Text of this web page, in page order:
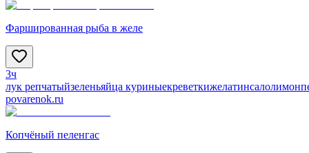
Фаршированная рыба в желе
3ч
лук репчатыйзеленьяйца куриныекреветкижелатинсалолимон
povarenok.ru
Копчёный пеленгас